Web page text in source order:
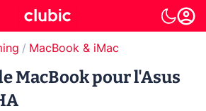
MacBook & iMac
MacBook pour l'Asus